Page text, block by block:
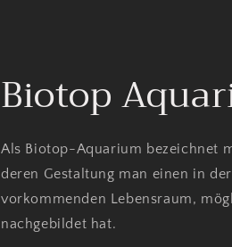
Biotop
Als Biotop-Aquarium bezeichnet
deren Gestaltung man einen in
vorkommenden Lebensraum,
nachgebildet hat.